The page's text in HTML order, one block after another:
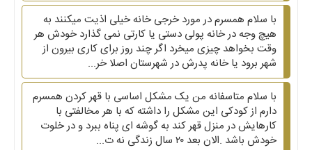
با سلام همسرم در مورد خرجی خانه خیلی اذیت میکنند به
هیچ وجه در خانه پولی دستی یا کارتی نمی گذارد خودش هر
وقت بخواهد چیزی میخرد اگر چند روز برای کاری بیرون از
شهر برود یا خانه پدرش در شهرستان اصلا خر...
با سلام متاسفانه من یک مشکل اساسی با قهر کردن همسرم
دارم از کودکی این مشکل را داشته که با هر مخالفتی با
کارهایش در منزل قهر کند به گوشه ای پناه ببرد و در خلوت
خودش باشد .الان بعد ۲۰ سال زندگی نه ت...